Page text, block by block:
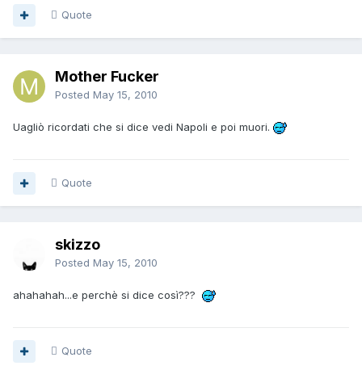
Quote
Mother Fucker
Posted May 15, 2010
Uagliò ricordati che si dice vedi Napoli e poi muori.
Quote
skizzo
Posted May 15, 2010
ahahahah...e perchè si dice così???
Quote